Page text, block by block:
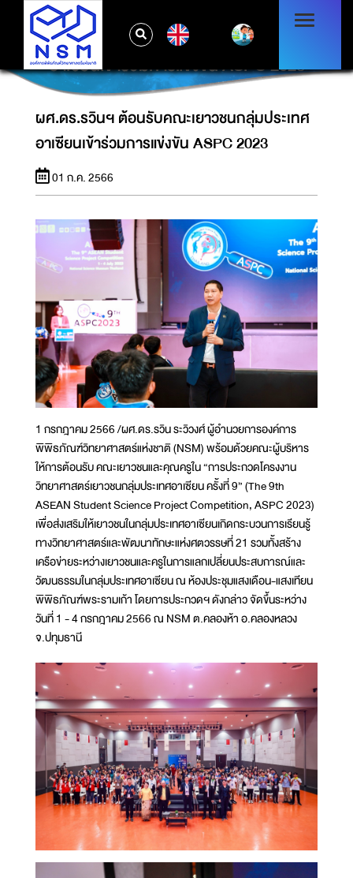
ผศ.ดร.รวินฯ ต้อนรับคณะเยาวชนกลุ่มประเทศ
อาเซียนเข้าร่วมการแข่งขัน ASPC 2023
ผศ.ดร.รวินฯ ต้อนรับคณะเยาวชนกลุ่มประเทศ
อาเซียนเข้าร่วมการแข่งขัน ASPC 2023
01 ก.ค. 2566
1 กรกฎาคม 2566 /ผศ.ดร.รวิน ระวิวงศ์ ผู้อำนวยการองค์การ
พิพิธภัณฑ์วิทยาศาสตร์แห่งชาติ (NSM) พร้อมด้วยคณะผู้บริหาร
ให้การต้อนรับ คณะเยาวชนและคุณครูใน “การประกวดโครงงาน
วิทยาศาสตร์เยาวชนกลุ่มประเทศอาเซียน ครั้งที่ 9” (The 9th
ASEAN Student Science Project Competition, ASPC 2023)
เพื่อส่งเสริมให้เยาวชนในกลุ่มประเทศอาเซียนเกิดกระบวนการเรียนรู้
ทางวิทยาศาสตร์และพัฒนาทักษะแห่งศตวรรษที่ 21 รวมทั้งสร้าง
เครือข่ายระหว่างเยาวชนและครูในการแลกเปลี่ยนประสบการณ์และ
วัฒนธรรมในกลุ่มประเทศอาเซียน ณ ห้องประชุมแสงเดือน-แสงเทียน
พิพิธภัณฑ์พระรามเก้า โดยการประกวดฯ ดังกล่าว จัดขึ้นระหว่าง
วันที่ 1 - 4 กรกฎาคม 2566 ณ NSM ต.คลองห้า อ.คลองหลวง
จ.ปทุมธานี